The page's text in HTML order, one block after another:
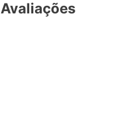
Avaliações